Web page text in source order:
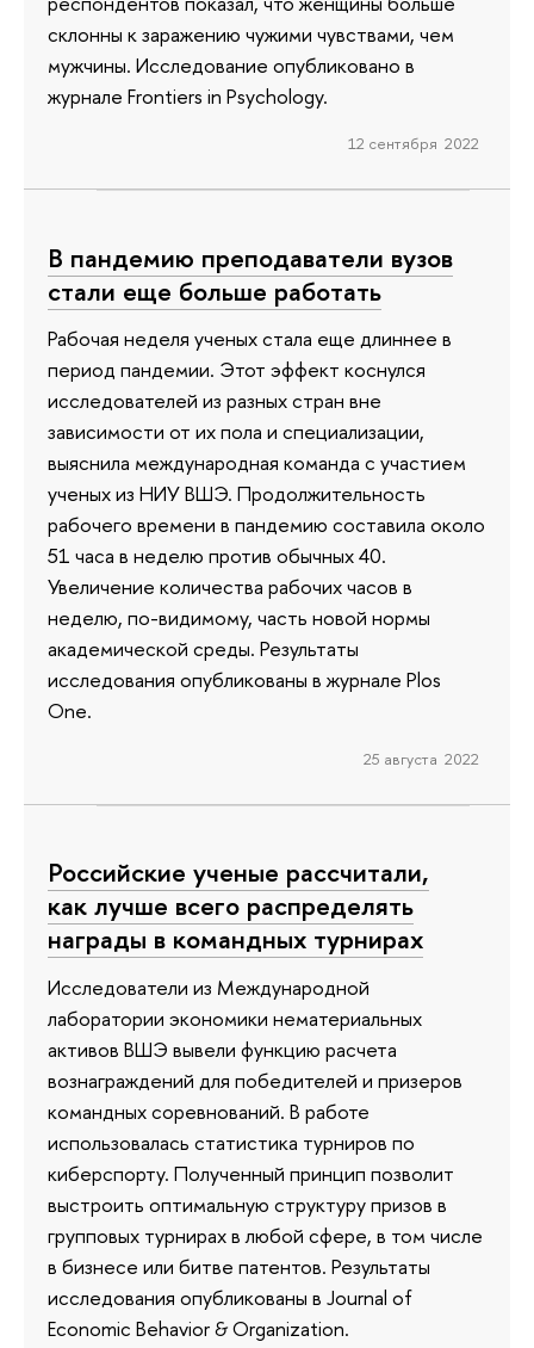
склонны к заражению чужими чувствами, чем
мужчины. Исследование опубликовано в
журнале Frontiers in Psychology.
12 сентября 2022
В пандемию преподаватели вузов
стали еще больше работать
Рабочая неделя ученых стала еще длиннее в
период пандемии. Этот эффект коснулся
исследователей из разных стран вне
зависимости от их пола и специализации,
выяснила международная команда с участием
ученых из НИУ ВШЭ. Продолжительность
рабочего времени в пандемию составила около
51 часа в неделю против обычных 40.
Увеличение количества рабочих часов в
неделю, по-видимому, часть новой нормы
академической среды. Результаты
исследования опубликованы в журнале Plos
One.
25 августа 2022
Российские ученые рассчитали,
как лучше всего распределять
награды в командных турнирах
Исследователи из Международной
лаборатории экономики нематериальных
активов ВШЭ вывели функцию расчета
вознаграждений для победителей и призеров
командных соревнований. В работе
использовалась статистика турниров по
киберспорту. Полученный принцип позволит
выстроить оптимальную структуру призов в
групповых турнирах в любой сфере, в том числе
в бизнесе или битве патентов. Результаты
исследования опубликованы в Journal of
Economic Behavior & Organization.